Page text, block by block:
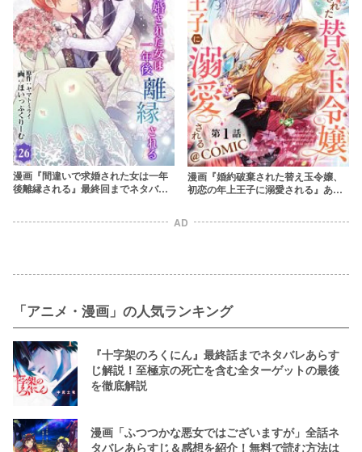
漫画『間違いで求婚された女は一年
後離縁される』最終回までネタバレ
漫画『婚約破棄された替え玉令嬢、
初恋の年上王子に溺愛される』あら
AD
「アニメ・漫画」の人気ランキング
『十字架のろくにん』最終話までネタバレあらす
じ解説！至極京の死亡を含む全ターゲットの最後
を徹底解説
漫画「ふつつかな悪女ではございますが」全話ネ
タバレあらすじ＆感想を紹介！無料で読む方法は